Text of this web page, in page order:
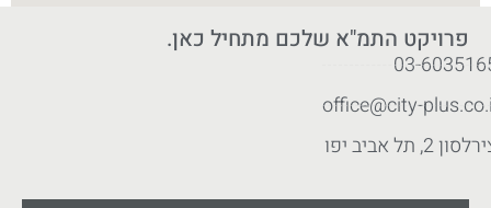
פרויקט התמ"א שלכם מתחיל כאן.
03-
office@city-
2, תל אביב יפו